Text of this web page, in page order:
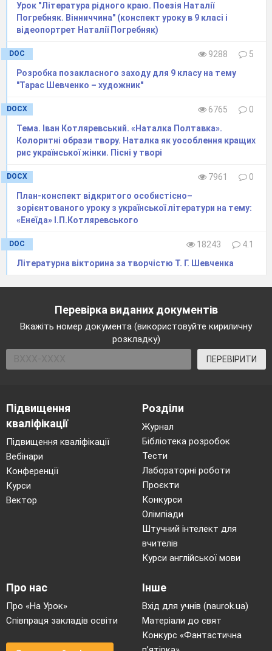
Урок "Література рідного краю. Поезія Наталії
Погребняк. Вінниччина" (конспект уроку в 9 класі і
відеопортрет Наталії Погребняк)
DOC 9288
5
Розробка позакласного заходу для 9 класу на тему
"Тарас Шевченко – художник"
DOCX 6765
0
Тема. Іван Котляревський. «Наталка Полтавка».
Колоритні образи твору. Наталка як уособлення кращих
рис української жінки. Пісні у творі
DOCX 7961
0
План-конспект відкритого особистісно–
зорієнтованого уроку з української літератури на тему:
«Енеїда» І.П.Котляревського
DOC 18243
4.1
Літературна вікторина за творчістю Т. Г. Шевченка
Перевірка виданих документів
Вкажіть номер документа (використовуйте кириличну
розкладку)
ПЕРЕВІРИТИ
Підвищення
кваліфікації
Підвищення кваліфікації
Вебінари
Конференції
Курси
Вектор
Розділи
Журнал
Бібліотека розробок
Тести
Лабораторні роботи
Проєкти
Конкурси
Олімпіади
Штучний інтелект для
вчителів
Курси англійської мови
Про нас
Про «На Урок»
Співпраця закладів освіти
Інше
Вхід для учнів (naurok.ua)
Матеріали до свят
Конкурс «Фантастична